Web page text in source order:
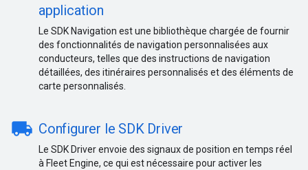
application
Le SDK Navigation est une bibliothèque chargée de fournir
des fonctionnalités de navigation personnalisées aux
conducteurs, telles que des instructions de navigation
détaillées, des itinéraires personnalisés et des éléments de
carte personnalisés.
local_shipping Configurer le SDK Driver
Le SDK Driver envoie des signaux de position en temps réel
à Fleet Engine, ce qui est nécessaire pour activer les